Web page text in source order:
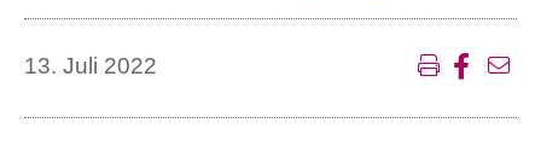
13. Juli 2022